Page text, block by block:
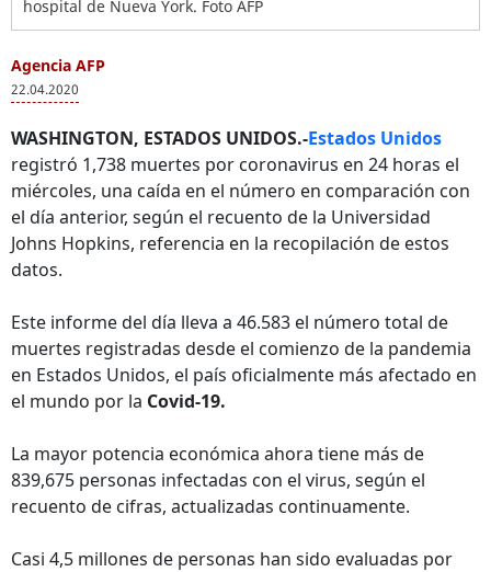
hospital de Nueva York. Foto AFP
Agencia AFP
22.04.2020
WASHINGTON, ESTADOS UNIDOS.-Estados Unidos
registró 1,738 muertes por coronavirus en 24 horas el
miércoles, una caída en el número en comparación con
el día anterior, según el recuento de la Universidad
Johns Hopkins, referencia en la recopilación de estos
datos.
Este informe del día lleva a 46.583 el número total de
muertes registradas desde el comienzo de la pandemia
en Estados Unidos, el país oficialmente más afectado en
el mundo por la Covid-19.
La mayor potencia económica ahora tiene más de
839,675 personas infectadas con el virus, según el
recuento de cifras, actualizadas continuamente.
Casi 4,5 millones de personas han sido evaluadas por